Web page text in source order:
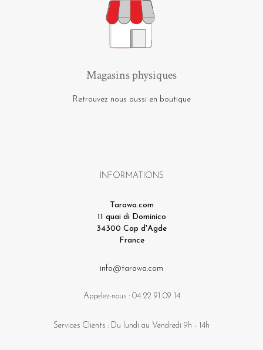
Magasins physiques
Retrouvez nous aussi en boutique
INFORMATIONS
Tarawa.com
11 quai di Dominico
34300 Cap d'Agde
France
info@tarawa.com
Appelez-nous : 04 22 91 09 14
Services Clients : Du lundi au Vendredi 9h - 14h